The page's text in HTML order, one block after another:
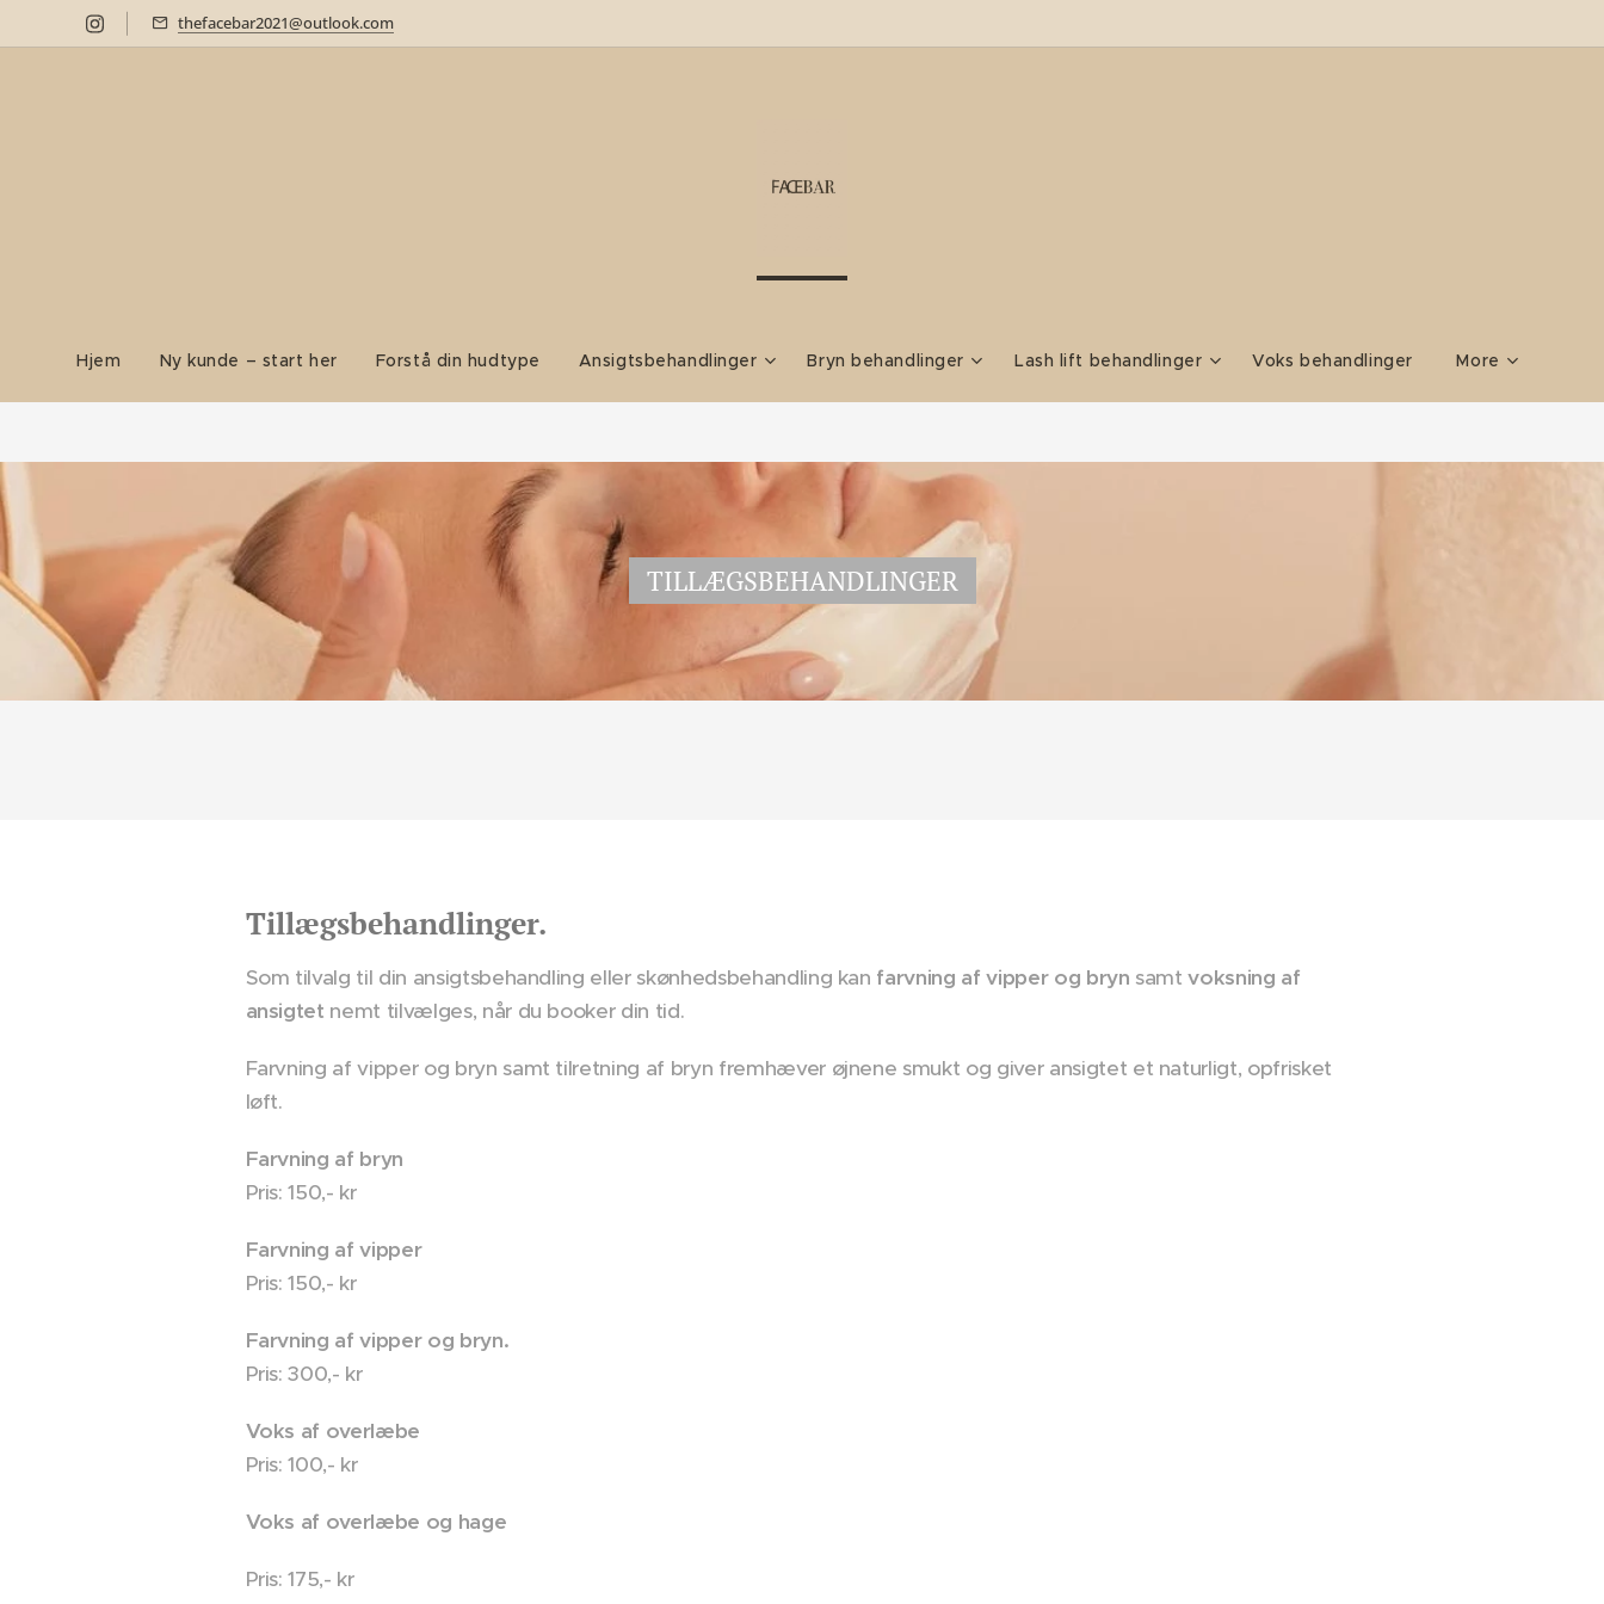
thefacebar2021@outlook.com
Hjem Ny kunde – start her Forstå din hudtype Ansigtsbehandlinger Bryn behandlinger Lash lift behandlinger Voks behandlinger More
TILLÆGSBEHANDLINGER
Tillægsbehandlinger.
Som tilvalg til din ansigtsbehandling eller skønhedsbehandling kan farvning af vipper og bryn samtvoksning af
ansigtet nemt tilvælges, når du booker din tid.
Farvning af vipper og bryn samt tilretning af bryn fremhæver øjnene smukt og giver ansigtet et naturligt, opfrisket
løft.
Farvning af bryn
Pris: 150,- kr
Farvning af vipper
Pris: 150,- kr
Farvning af vipper og bryn.
Pris: 300,- kr
Voks af overlæbe
Pris: 100,- kr
Voks af overlæbe og hage
Pris: 175,- kr